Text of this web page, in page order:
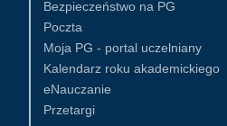
Bezpieczeństwo na PG
Poczta
Moja PG - portal uczelniany
Kalendarz roku akademickiego
eNauczanie
Przetargi